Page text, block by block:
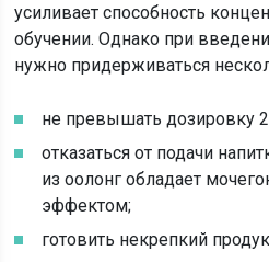
усиливает способность
обучении. Однако при
нужно придерживаться
не превышать дозировку
отказаться от подачи
из оолонг обладает
эффектом;
готовить некрепкий